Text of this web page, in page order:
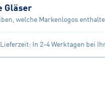
Gläser
welche Markenlogos
In 2-4 Werktagen bei